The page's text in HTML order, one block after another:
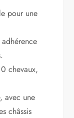
pour une
chevaux,
avec une
châssis